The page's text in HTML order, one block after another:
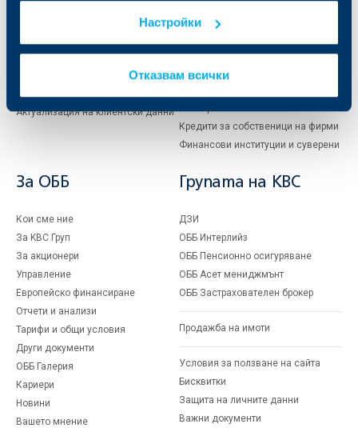
Настройки
Отказвам всички
Спестявания и инвестиции
Застраховки
Актуализация на клиентски данни
Управление на парични средства
ПОС терминали
Пазари, инвестиционно банкиране
Кредити за собственици на фирми
Финансови институции и суверени
За ОББ
Кои сме ние
За KBC Груп
За акционери
Управление
Европейско финансиране
Отчети и анализи
Тарифи и общи условия
Други документи
ОББ Галерия
Кариери
Новини
Вашето мнение
Групата на KBC
ДЗИ
ОББ Интерлийз
ОББ Пенсионно осигуряване
ОББ Асет мениджмънт
ОББ Застрахователен брокер
Продажба на имоти
Условия за ползване на сайта
Бисквитки
Защита на личните данни
Важни документи